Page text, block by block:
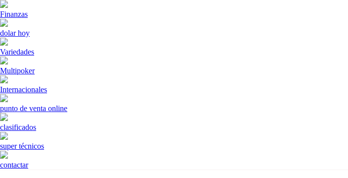
Finanzas
dolar hoy
Variedades
Multipoker
Internacionales
punto de venta online
clasificados
super técnicos
contactar